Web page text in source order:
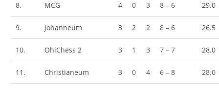
8. MCG 4 0 3 8 – 6 29.0
9. Johanneum 3 2 2 8 – 6 26.5
10. OhlChess 2 3 1 3 7 – 7 28.0
11. Christianeum 3 0 4 6 – 8 28.0